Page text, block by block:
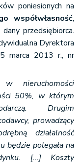
poniesionych na
współwłasność,
przedsiębiorca.
Dyrektora
marca 2013 r., nr
w nieruchomości
50%, w którym
Drugim
prowadzący
działalność
będzie polegała na
[...] Koszty